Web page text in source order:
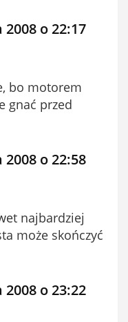
o 22:17
bo motorem
gnać przed
o 22:58
najbardziej
może skończyć
o 23:22